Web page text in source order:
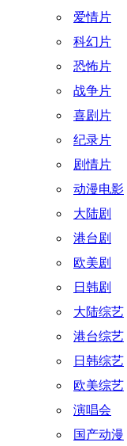
爱情片
科幻片
恐怖片
战争片
喜剧片
纪录片
剧情片
动漫电影
大陆剧
港台剧
欧美剧
日韩剧
大陆综艺
港台综艺
日韩综艺
欧美综艺
演唱会
国产动漫